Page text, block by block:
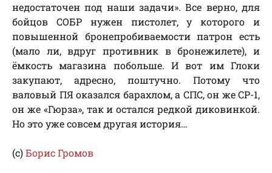
недостаточен под наши задачи». Все верно, для
бойцов СОБР нужен пистолет, у которого и
повышенной бронепробиваемости патрон есть
(мало ли, вдруг противник в бронежилете), и
ёмкость магазина побольше. И вот им Глоки
закупают, адресно, поштучно. Потому что
валовый ПЯ оказался барахлом, а СПС, он же СР-1,
он же «Гюрза», так и остался редкой диковинкой.
Но это уже совсем другая история…
(с)Борис Громов